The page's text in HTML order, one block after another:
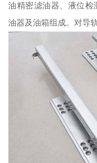
油精密滤油器、液位检
油器及油箱组成。对导